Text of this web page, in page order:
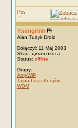
Ysengrinn
Alan Tudyk Droid
Dołączył: 11 Maj 2003
Skąd: дикая охота
Status: offline
Grupy:
AntyWiP
Tajna Loża Knujów
WOM